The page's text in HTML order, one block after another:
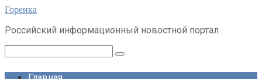
Перейти
контенту
Горенка
Российский информационный новостной портал